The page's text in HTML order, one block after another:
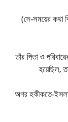
(সে-সময়ের কথা
তাঁর পিতা ও
হয়েছিল,
অগর হকীকতে-